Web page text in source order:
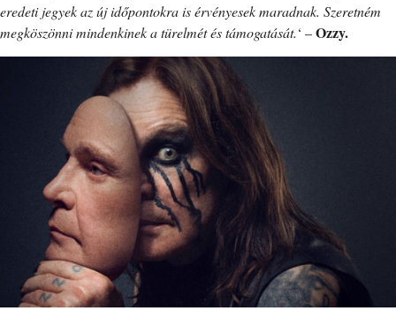
eredeti jegyek az új időpontokra is érvényesek maradnak. Szeretném
megköszönni mindenkinek a türelmét és támogatását.‘ –Ozzy.